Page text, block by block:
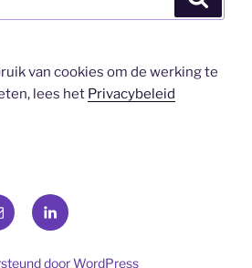
van cookies om de werking te
lees het Privacybeleid
LinkedIn
door WordPress